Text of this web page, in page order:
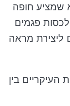
שמציע חופה
פגמים
ליצירת מראה
בין